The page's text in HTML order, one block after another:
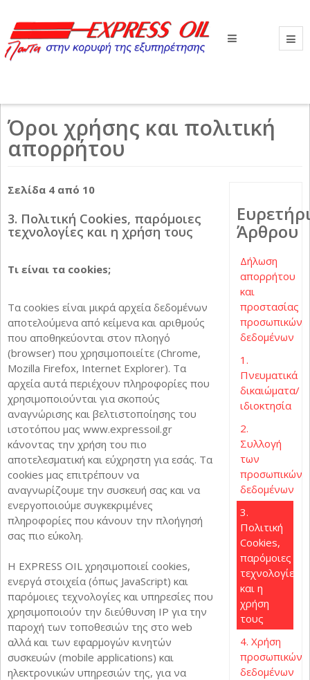
Βρίσκεστε εδώ:
Όροι χρήσης και πολιτική
απορρήτου
Άρθρου
Δήλωση
απορρήτου
και
προστασίας
προσωπικών
δεδομένων
1.
Πνευματικά
δικαιώματα/
ιδιοκτησία
2.
Συλλογή
των
προσωπικών
δεδομένων
3.
Πολιτική
Cookies,
παρόμοιες
τεχνολογίες
και η
χρήση
τους
4. Χρήση
προσωπικών
δεδομένων
Σελίδα 4 από 10
3. Πολιτική Cookies, παρόμοιες
τεχνολογίες και η χρήση τους
Τι είναι τα cookies;
Τα cookies είναι μικρά αρχεία δεδομένων
αποτελούμενα από κείμενα και αριθμούς
που αποθηκεύονται στον πλοηγό
(browser) που χρησιμοποιείτε (Chrome,
Mozilla Firefox, Internet Explorer). Τα
αρχεία αυτά περιέχουν πληροφορίες που
χρησιμοποιούνται για σκοπούς
αναγνώρισης και βελτιστοποίησης του
ιστοτόπου μας www.expressoil.gr
κάνοντας την χρήση του πιο
αποτελεσματική και εύχρηστη για εσάς. Τα
cookies μας επιτρέπουν να
αναγνωρίζουμε την συσκευή σας και να
ενεργοποιούμε συγκεκριμένες
πληροφορίες που κάνουν την πλοήγησή
σας πιο εύκολη.
Η EXPRESS OIL χρησιμοποιεί cookies,
ενεργά στοιχεία (όπως JavaScript) και
παρόμοιες τεχνολογίες και υπηρεσίες που
χρησιμοποιούν την διεύθυνση IP για την
παροχή των τοποθεσιών της στο web
αλλά και των εφαρμογών κινητών
συσκευών (mobile applications) και
ηλεκτρονικών υπηρεσιών της, για να